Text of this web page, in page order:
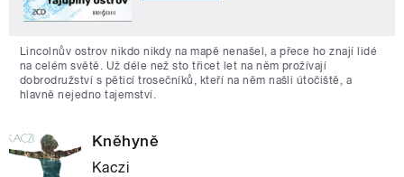
Lincolnův ostrov nikdo nikdy na mapě nenašel, a přece ho znají lidé
na celém světě. Už déle než sto třicet let na něm prožívají
dobrodružství s pěticí trosečníků, kteří na něm našli útočiště, a
hlavně nejedno tajemství.
Kněhyně
Kaczi